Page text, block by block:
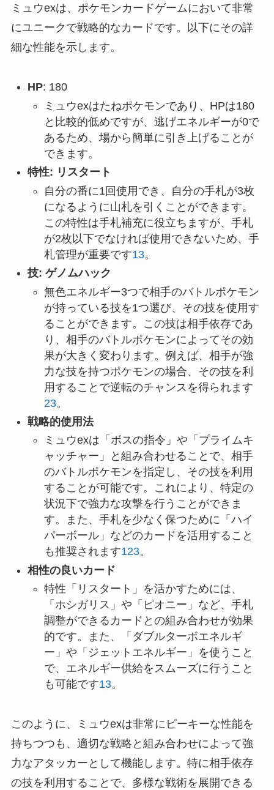
ミュウexは、ポケモンカードゲームにおいて非常
にユニークで戦略的なカードです。以下にその詳
細な性能を示します。
HP: 180
ミュウexはたねポケモンであり、HPは180
と比較的低めですが、逃げエネルギーが0で
あるため、場から簡単に引き上げることが
できます。
特性: リスタート
自分の番に1回使用でき、自分の手札が3枚
になるように山札を引くことができます。
この特性は手札補充に役立ちますが、手札
が2枚以下でなければ使用できないため、手
札管理が重要です13。
技: ゲノムハック
無色エネルギー3つで相手のバトルポケモン
が持っている技を1つ選び、その技を使用す
ることができます。この技は相手依存であ
り、相手のバトルポケモンによってその効
果が大きく変わります。例えば、相手が強
力な技を持つポケモンの場合、その技を利
用することで逆転のチャンスを得られます
23。
戦略的使用法
ミュウexは「ボスの指令」や「プライムキ
ャッチャー」と組み合わせることで、相手
のバトルポケモンを指定し、その技を利用
することが可能です。これにより、特定の
状況下で強力な攻撃を行うことができま
す。また、手札を少なく保つために「ハイ
パーボール」などのカードを活用すること
も推奨されます123。
相性の良いカード
特性「リスタート」を活かすためには、
「ホシガリス」や「ピオニー」など、手札
調整ができるカードとの組み合わせが効果
的です。また、「ダブルターボエネルギ
ー」や「ジェットエネルギー」を使うこと
で、エネルギー供給をスムーズに行うこと
も可能です13。
このように、ミュウexは非常にピーキーな性能を
持ちつつも、適切な戦略と組み合わせによって強
力なアタッカーとして機能します。特に相手依存
の技を利用することで、多様な戦術を展開できる